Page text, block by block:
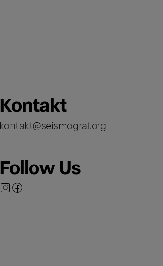
Kontakt
kontakt@seismograf.org
Follow Us